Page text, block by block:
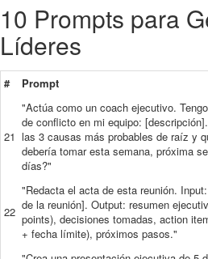
10 Prompts para
Líderes
# Prompt
21
"Actúa como un coach ejecutivo.
de conflicto en mi equipo:
las 3 causas más probables de raíz y
debería tomar esta semana, próxima
días?"
22
"Redacta el acta de esta reunión.
de la reunión]. Output: resumen
points), decisiones tomadas, action
+ fecha límite), próximos pasos."